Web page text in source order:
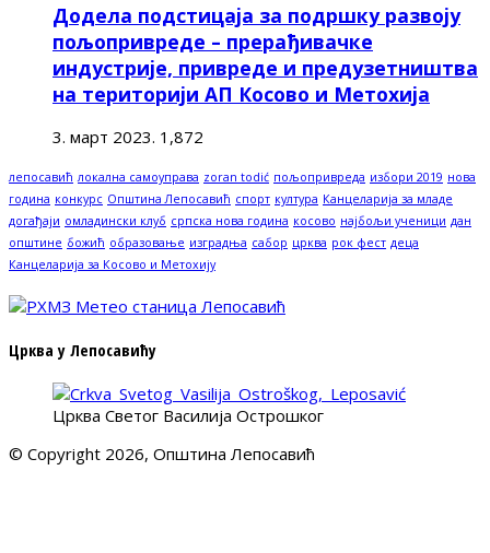
Додела подстицаја за подршку развоју
пољопривреде – прерађивачке
индустрије, привреде и предузетништва
на територији АП Косово и Метохија
3. март 2023. 1,872
лепосавић локална самоуправа zoran todić пољопривреда избори 2019 нова
година конкурс Општина Лепосавић спорт култура Канцеларија за младе
догађаји омладински клуб српска нова година косово најбољи ученици дан
општине божић образовање изградња сабор црква рок фест деца
Канцеларија за Косово и Метохију
Црква у Лепосавићу
Црква Светог Василија Острошког
© Copyright 2026, Општина Лепосавић